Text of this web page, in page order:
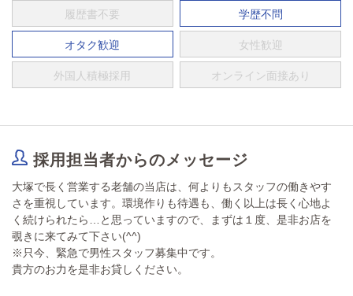
履歴書不要 学歴不問
オタク歓迎 女性歓迎
外国人積極採用 オンライン面接あり
採用担当者からのメッセージ
大塚で長く営業する老舗の当店は、何よりもスタッフの働きやす
さを重視しています。環境作りも待遇も、働く以上は長く心地よ
く続けられたら…と思っていますので、まずは１度、是非お店を
覗きに来てみて下さい(^^)
※只今、緊急で男性スタッフ募集中です。
貴方のお力を是非お貸しください。